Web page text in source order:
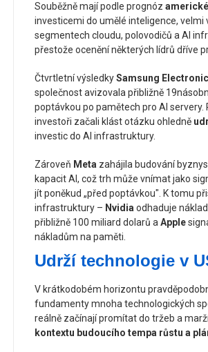
Souběžně mají podle prognóz
investicemi do umělé inteligence, velmi
segmentech cloudu, polovodičů a AI
přestože ocenění některých lídrů dříve
Čtvrtletní výsledkySamsung
společnost avizovala přibližně
poptávkou po pamětech pro AI
investoři začali klást otázku ohledně
investic do AI infrastruktury.
Zároveň Meta zahájila budování
kapacit AI, což trh může vnímat jako
jít poněkud „před poptávkou". K tomu
infrastruktury – Nvidiaodhaduje
přibližně 100 miliard dolarů aApple
nákladům na paměti.
Udrží technologie v
V krátkodobém horizontu
fundamenty mnoha technologických
reálně začínají promítat do tržeb a
kontextu budoucího tempa růstu a